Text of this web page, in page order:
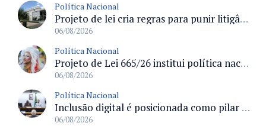
Política Nacional
Projeto de lei cria regras para punir litigância abusiva reversa e integrar sistemas do Judiciário
06/08/2026
Política Nacional
Projeto de Lei 665/26 institui política nacional para prevenção ao transfeminicídio e prevê medidas de proteção e reparação
06/08/2026
Política Nacional
Inclusão digital é posicionada como pilar essencial da reurbanização de favelas e periferias
06/08/2026